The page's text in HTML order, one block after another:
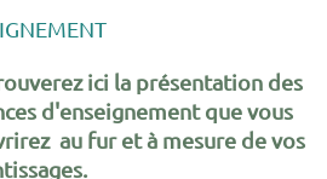
ici la présentation des
d'enseignement que vous
au fur et à mesure de vos